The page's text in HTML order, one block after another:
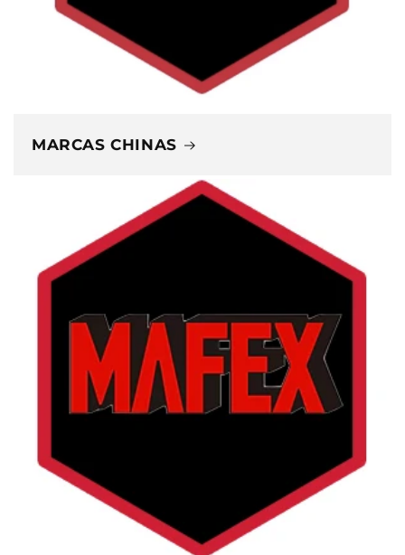
MARCAS CHINAS